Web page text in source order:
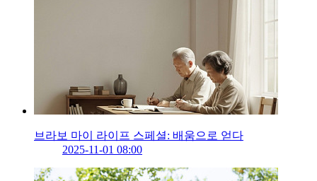
브라보 마이 라이프 스페셜: 배움으로 얻다
2025-11-01 08:00